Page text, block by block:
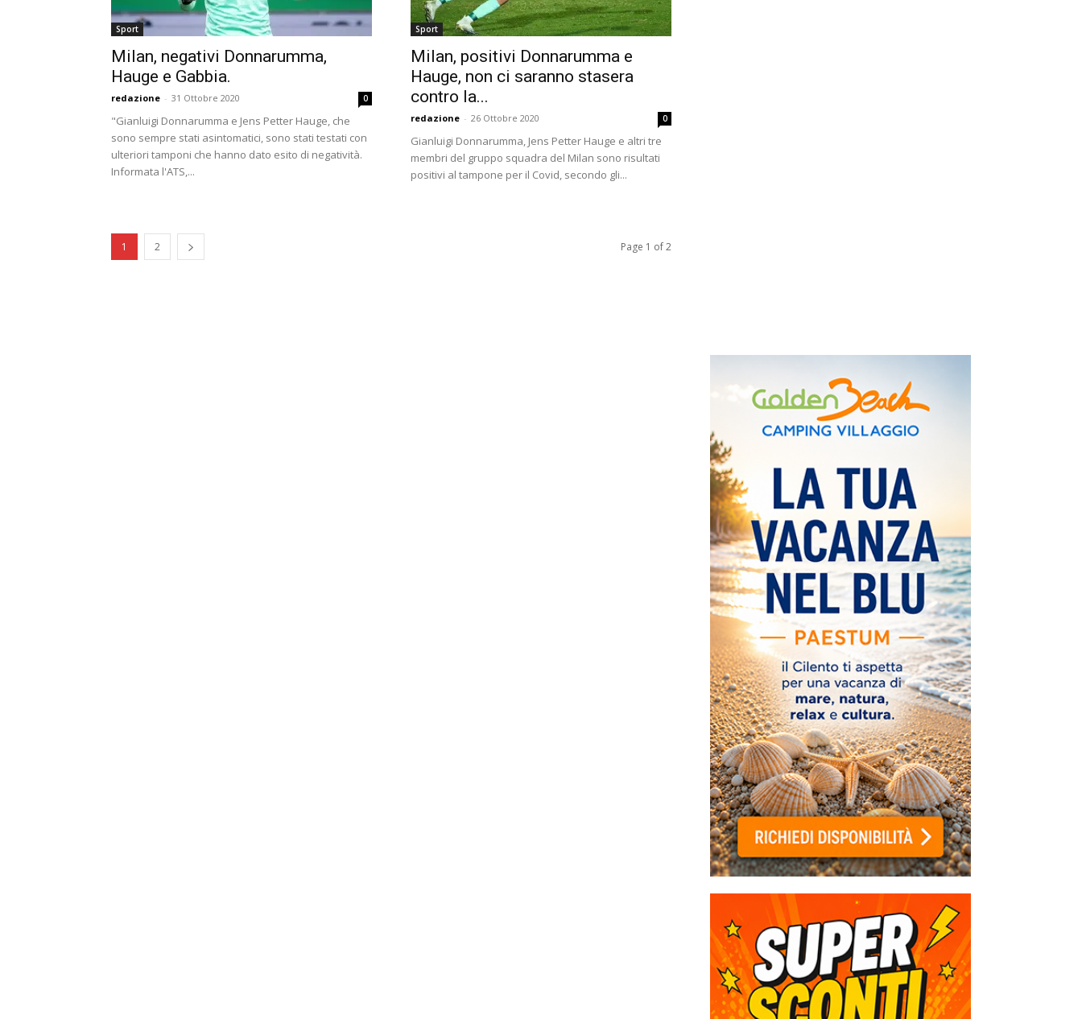
Sport
Milan, negativi Donnarumma,
Hauge e Gabbia.
redazione - 31 Ottobre 2020 0
"Gianluigi Donnarumma e Jens Petter Hauge, che
sono sempre stati asintomatici, sono stati testati con
ulteriori tamponi che hanno dato esito di negatività.
Informata l'ATS,...
Sport
Milan, positivi Donnarumma e
Hauge, non ci saranno stasera
contro la...
redazione - 26 Ottobre 2020 0
Gianluigi Donnarumma, Jens Petter Hauge e altri tre
membri del gruppo squadra del Milan sono risultati
positivi al tampone per il Covid, secondo gli...
1 2 Page 1 of 2